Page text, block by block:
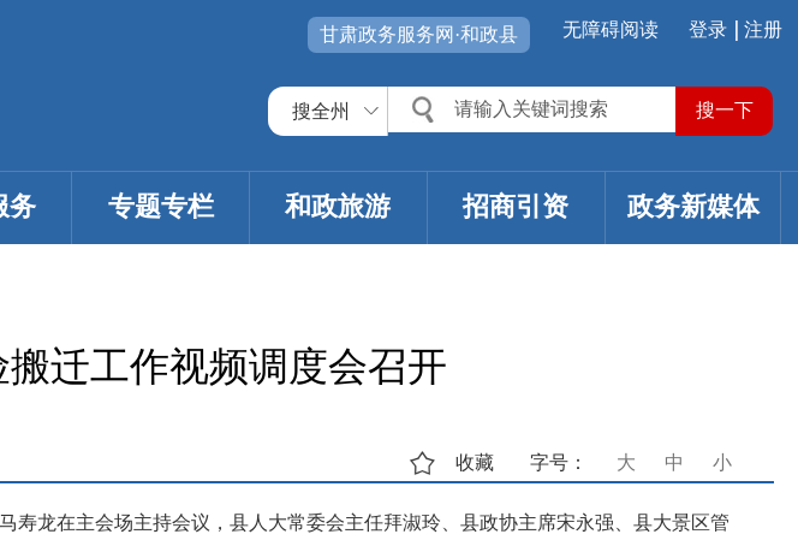
登录 注册
无障碍阅读
甘肃政务服务网·和政县
搜全州
务 专题专栏 和政旅游 招商引资 政务新媒体
迁工作视频调度会召开
字号： 大 中 小
收藏
龙在主会场主持会议，县人大常委会主任拜淑玲、县政协主席宋永强、县大景区管